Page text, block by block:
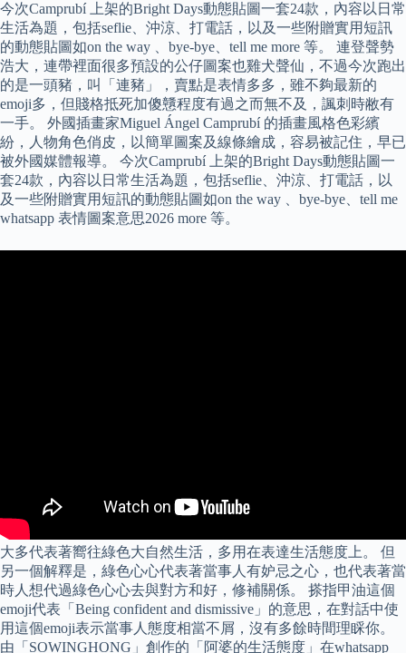
今次Camprubí 上架的Bright Days動態貼圖一套24款，內容以日常
生活為題，包括seflie、沖涼、打電話，以及一些附贈實用短訊
的動態貼圖如on the way 、bye-bye、tell me more 等。 連登聲勢
浩大，連帶裡面很多預設的公仔圖案也雞犬聲仙，不過今次跑出
的是一頭豬，叫「連豬」，賣點是表情多多，雖不夠最新的
emoji多，但賤格抵死加傻戇程度有過之而無不及，諷刺時敝有
一手。 外國插畫家Miguel Ángel Camprubí 的插畫風格色彩繽
紛，人物角色俏皮，以簡單圖案及線條繪成，容易被記住，早已
被外國媒體報導。 今次Camprubí 上架的Bright Days動態貼圖一
套24款，內容以日常生活為題，包括seflie、沖涼、打電話，以
及一些附贈實用短訊的動態貼圖如on the way 、bye-bye、tell me
whatsapp 表情圖案意思2026 more 等。
大多代表著嚮往綠色大自然生活，多用在表達生活態度上。 但
另一個解釋是，綠色心心代表著當事人有妒忌之心，也代表著當
時人想代過綠色心心去與對方和好，修補關係。 搽指甲油這個
emoji代表「Being confident and dismissive」的意思，在對話中使
用這個emoji表示當事人態度相當不屑，沒有多餘時間理睬你。
由「SOWINGHONG」創作的「阿婆的生活態度」在whatsapp